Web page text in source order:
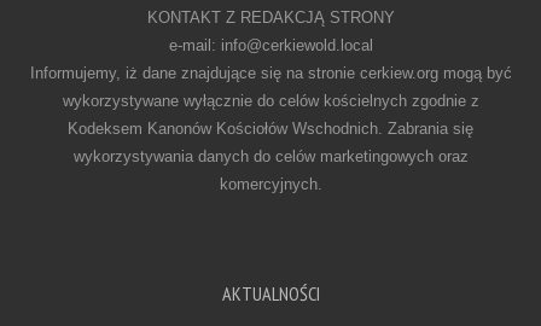
KONTAKT Z REDAKCJĄ STRONY
e-mail: info@cerkiewold.local
Informujemy, iż dane znajdujące się na stronie cerkiew.org mogą być
wykorzystywane wyłącznie do celów kościelnych zgodnie z
Kodeksem Kanonów Kościołów Wschodnich. Zabrania się
wykorzystywania danych do celów marketingowych oraz
komercyjnych.
AKTUALNOŚCI